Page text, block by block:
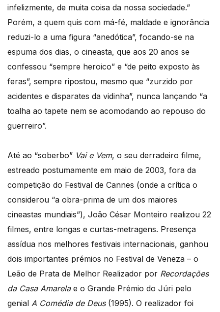
infelizmente, de muita coisa da nossa sociedade.”
Porém, a quem quis com má-fé, maldade e ignorância
reduzi-lo a uma figura “anedótica”, focando-se na
espuma dos dias, o cineasta, que aos 20 anos se
confessou “sempre heroico” e “de peito exposto às
feras”, sempre ripostou, mesmo que “zurzido por
acidentes e disparates da vidinha”, nunca lançando “a
toalha ao tapete nem se acomodando ao repouso do
guerreiro”.
Até ao “soberbo” Vai e Vem, o seu derradeiro filme,
estreado postumamente em maio de 2003, fora da
competição do Festival de Cannes (onde a crítica o
considerou “a obra-prima de um dos maiores
cineastas mundiais”), João César Monteiro realizou 22
filmes, entre longas e curtas-metragens. Presença
assídua nos melhores festivais internacionais, ganhou
dois importantes prémios no Festival de Veneza – o
Leão de Prata de Melhor Realizador por Recordações
da Casa Amarelae o Grande Prémio do Júri pelo
genial A Comédia de Deus(1995). O realizador foi